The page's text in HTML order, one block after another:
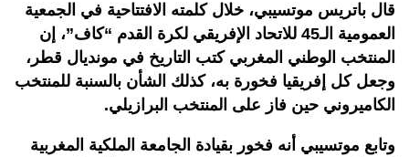
قال باتريس موتسيبي، خلال كلمته الافتتاحية في الجمعية
العمومية الـ45 للاتحاد الإفريقي لكرة القدم “كاف”، إن
المنتخب الوطني المغربي كتب التاريخ في مونديال قطر،
وجعل كل إفريقيا فخورة به، كذلك الشأن بالسنبة للمنتخب
الكاميروني حين فاز على المنتخب البرازيلي.
وتابع موتسيبي أنه فخور بقيادة الجامعة الملكية المغربية